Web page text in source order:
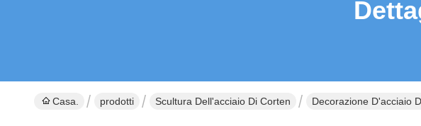
Casa. prodotti Scultura Dell'acciaio Di Corten Decorazione D'acciaio